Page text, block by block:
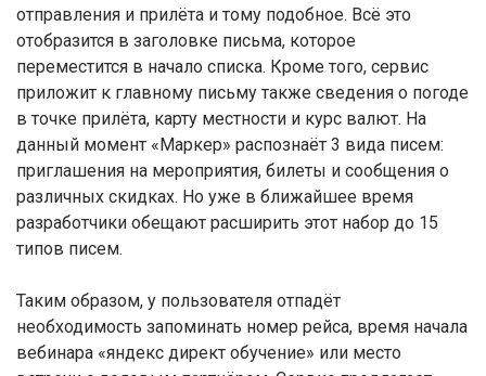
отправления и прилёта и тому подобное. Всё это
отобразится в заголовке письма, которое
переместится в начало списка. Кроме того, сервис
приложит к главному письму также сведения о погоде
в точке прилёта, карту местности и курс валют. На
данный момент «Маркер» распознаёт 3 вида писем:
приглашения на мероприятия, билеты и сообщения о
различных скидках. Но уже в ближайшее время
разработчики обещают расширить этот набор до 15
типов писем.
Таким образом, у пользователя отпадёт
необходимость запоминать номер рейса, время начала
вебинара «яндекс директ обучение» или место